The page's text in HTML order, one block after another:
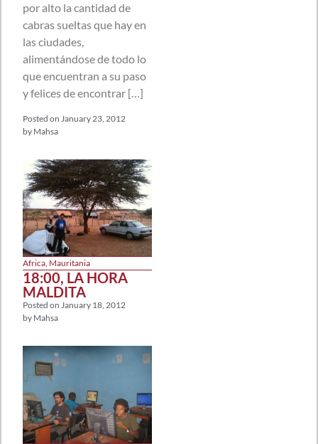
por alto la cantidad de
cabras sueltas que hay en
las ciudades,
alimentándose de todo lo
que encuentran a su paso
y felices de encontrar […]
Posted on January 23, 2012
by Mahsa
Africa, Mauritania
18:00, LA HORA
MALDITA
Posted on January 18, 2012
by Mahsa